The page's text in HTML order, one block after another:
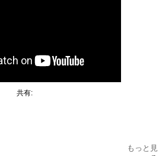
共有:
もっと見